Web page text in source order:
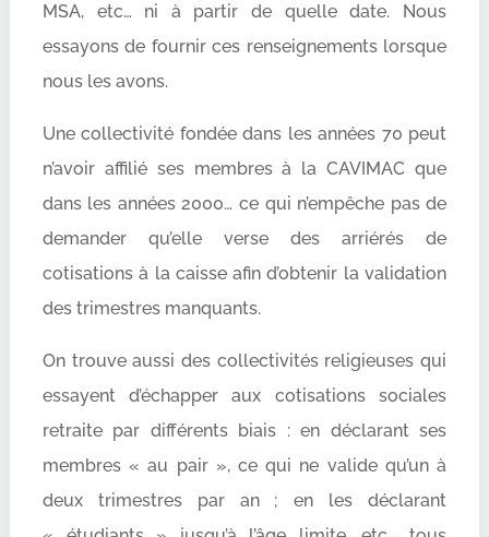
MSA, etc… ni à partir de quelle date. Nous
essayons de fournir ces renseignements lorsque
nous les avons.
Une collectivité fondée dans les années 70 peut
n’avoir affilié ses membres à la CAVIMAC que
dans les années 2000… ce qui n’empêche pas de
demander qu’elle verse des arriérés de
cotisations à la caisse afin d’obtenir la validation
des trimestres manquants.
On trouve aussi des collectivités religieuses qui
essayent d’échapper aux cotisations sociales
retraite par différents biais : en déclarant ses
membres « au pair », ce qui ne valide qu’un à
deux trimestres par an ; en les déclarant